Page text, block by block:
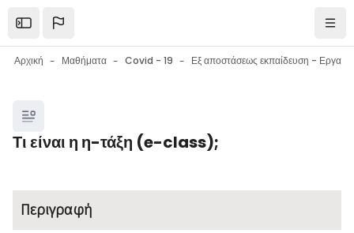
Open the sidebar
Αρχική Μαθήματα Covid - 19
Μπλοκ
Τι είναι η η-τάξη (e-class);
Μπλοκ
Περιγραφή